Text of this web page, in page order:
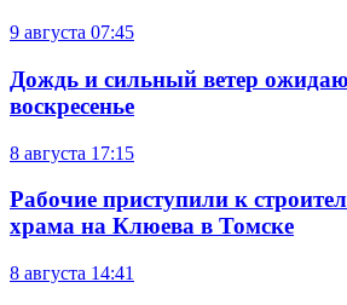
9 августа 07:45
Дождь и сильный ветер
воскресенье
8 августа 17:15
Рабочие приступили к
храма на Клюева в Томске
8 августа 14:41